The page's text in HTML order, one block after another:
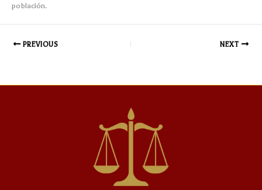
población.
PREVIOUS NEXT